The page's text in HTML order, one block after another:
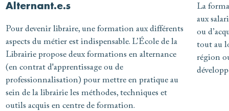
Alternant.e.s
Pour devenir libraire, une formation aux différents
aspects du métier est indispensable. L’École de la
Librairie propose deux formations en alternance
(en contrat d'apprentissage ou de
professionnalisation) pour mettre en pratique au
sein de la librairie les méthodes, techniques et
outils acquis en centre de formation.
La
aux
ou
tout au
région